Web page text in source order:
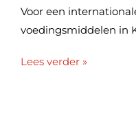
Voor een
voedingsmiddelen in
Lees verder »